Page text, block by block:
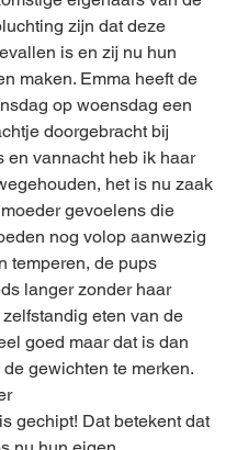
zijn dat deze
is en zij nu hun
maken. Emma heeft de
op woensdag een
doorgebracht bij
en vannacht heb ik haar
het is nu zaak
gevoelens die
nog volop aanwezig
temperen, de pups
langer zonder haar
eten van de
goed maar dat is dan
gewichten te merken.
gechipt! Dat betekent dat